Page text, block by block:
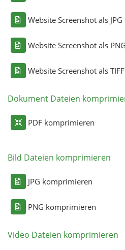
Website Screenshot als
Website Screenshot als
Website Screenshot als
Dokument Dateien
PDF komprimieren
Bild Dateien komprimieren
JPG komprimieren
PNG komprimieren
Video Dateien komprimieren